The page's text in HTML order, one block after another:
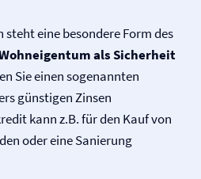
eine besondere Form des
als Sicherheit
Sie einen sogenannten
günstigen Zinsen
kann z.B. für den Kauf von
oder eine Sanierung